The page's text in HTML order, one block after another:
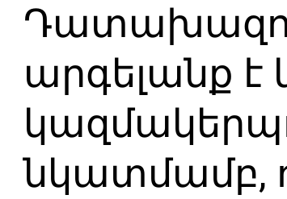
արգելանք է
նկատմամբ,